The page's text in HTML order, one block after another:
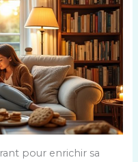
pour enrichir sa